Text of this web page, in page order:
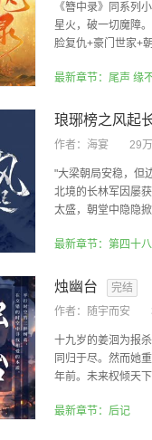
《簪中录》同系列
星火，破一切魔障
脸复仇+豪门世家+
最新章节：尾声 缘
琅琊榜之风起
作者： 海宴 29
"大梁朝局安稳，但
北境的长林军因屡
太盛，朝堂中隐隐
最新章节：第四十
烛幽台
完结
作者：
随宇而安
十九岁的姜洄为报
同归于尽。然而她
年前。未来权倾天
最新章节：后记